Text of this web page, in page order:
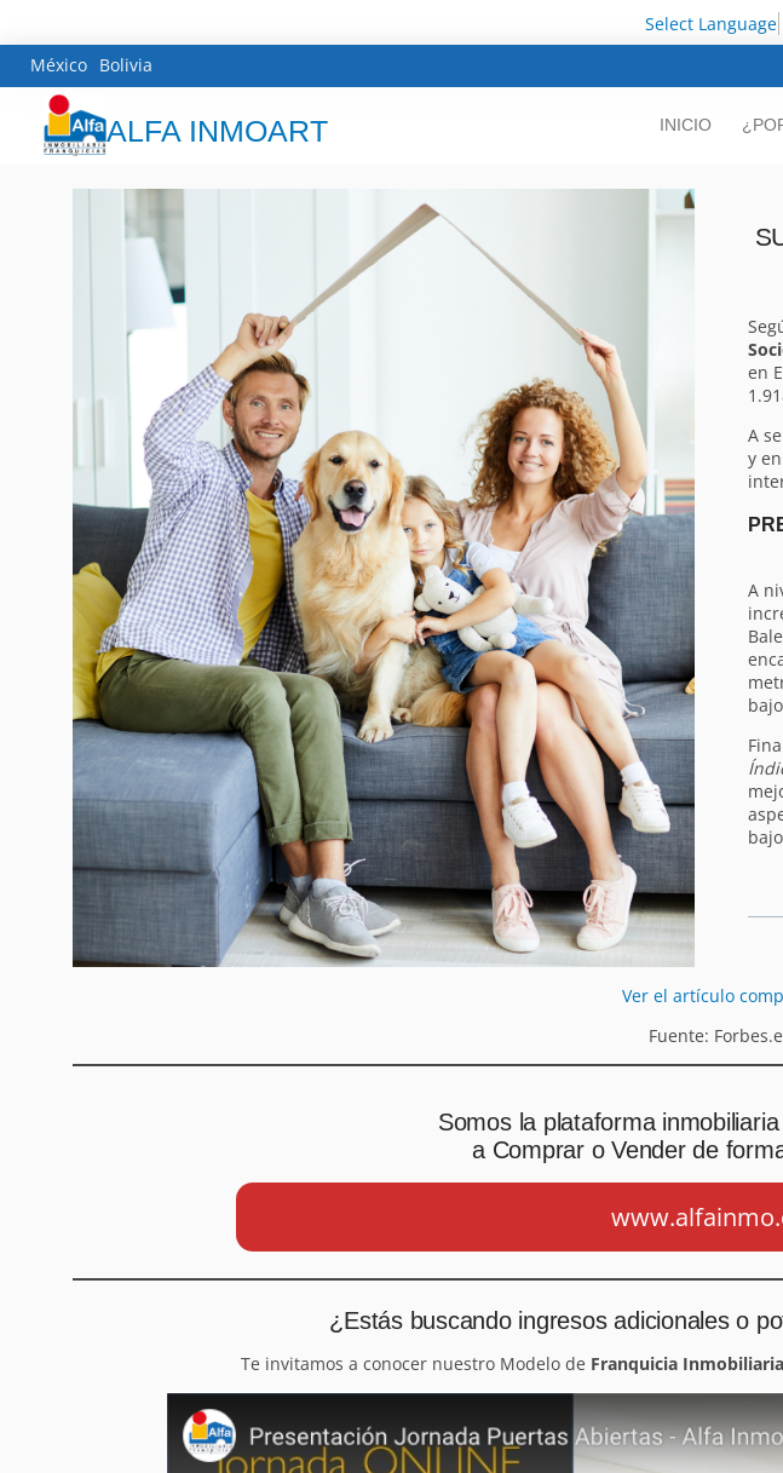
Select Language
México Bolivia
ALFA INMOART INICIO
en
A
y
A
Ver el artículo
Fuente:
Somos la plataforma
a Comprar o Vender de
¿Estás buscando ingresos adicionales o
Te invitamos a conocer nuestro Modelo de Franquicia